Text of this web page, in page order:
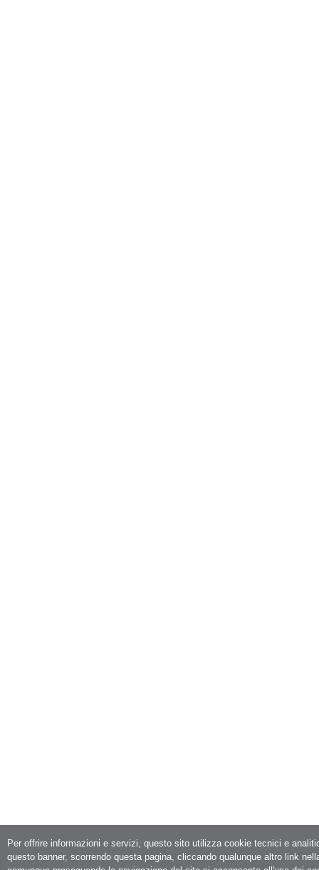
Per offrire informazioni e servizi, questo sito utilizza cookie tecnici e
questo banner, scorrendo questa pagina, cliccando qualunque altro link